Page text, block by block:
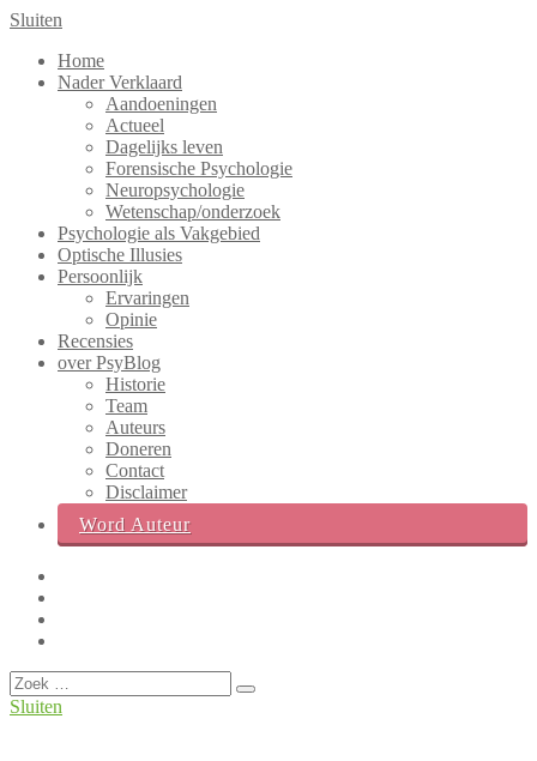
Sluiten
Home
Nader Verklaard
Aandoeningen
Actueel
Dagelijks leven
Forensische Psychologie
Neuropsychologie
Wetenschap/onderzoek
Psychologie als Vakgebied
Optische Illusies
Persoonlijk
Ervaringen
Opinie
Recensies
over PsyBlog
Historie
Team
Auteurs
Doneren
Contact
Disclaimer
Word Auteur
Overslaan
Zoeken
Sluiten